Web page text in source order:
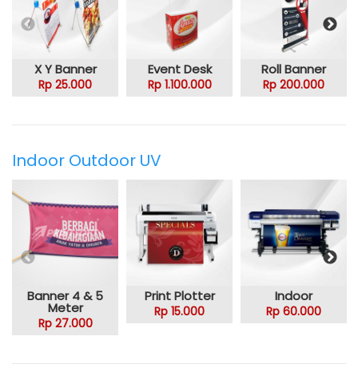
X Y Banner
Rp 25.000
Event Desk
Rp 1.100.000
Roll Banner
Rp 200.000
Indoor Outdoor UV
Banner 4 & 5
Meter
Rp 27.000
Print Plotter
Rp 15.000
Indoor
Rp 60.000